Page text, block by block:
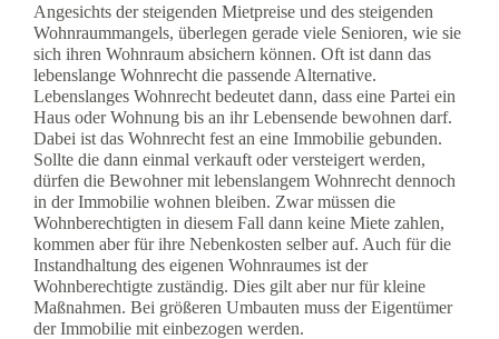
Angesichts der steigenden Mietpreise und des steigenden
Wohnraummangels, überlegen gerade viele Senioren, wie sie
sich ihren Wohnraum absichern können. Oft ist dann das
lebenslange Wohnrecht die passende Alternative.
Lebenslanges Wohnrecht bedeutet dann, dass eine Partei ein
Haus oder Wohnung bis an ihr Lebensende bewohnen darf.
Dabei ist das Wohnrecht fest an eine Immobilie gebunden.
Sollte die dann einmal verkauft oder versteigert werden,
dürfen die Bewohner mit lebenslangem Wohnrecht dennoch
in der Immobilie wohnen bleiben. Zwar müssen die
Wohnberechtigten in diesem Fall dann keine Miete zahlen,
kommen aber für ihre Nebenkosten selber auf. Auch für die
Instandhaltung des eigenen Wohnraumes ist der
Wohnberechtigte zuständig. Dies gilt aber nur für kleine
Maßnahmen. Bei größeren Umbauten muss der Eigentümer
der Immobilie mit einbezogen werden.